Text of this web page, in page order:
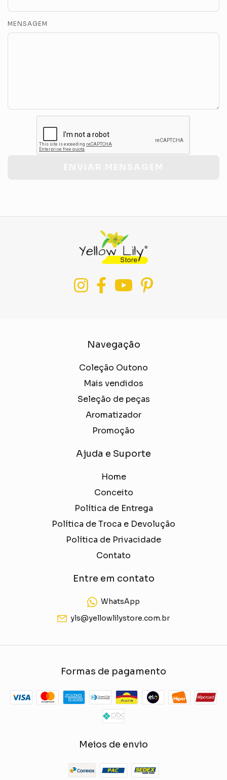
MENSAGEM
Navegação
Coleção Outono
Mais vendidos
Seleção de peças
Aromatizador
Promoção
Ajuda e Suporte
Home
Conceito
Política de Entrega
Política de Troca e Devolução
Política de Privacidade
Contato
Entre em contato
WhatsApp
yls@yellowlilystore.com.br
Formas de pagamento
Meios de envio